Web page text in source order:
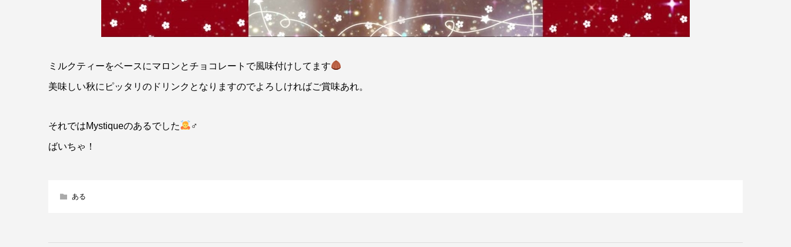
ミルクティーをベースにマロンとチョコレートで風味付けしてます
美味しい秋にピッタリのドリンクとなりますのでよろしければご賞味あれ。
それではMystiqueのあるでした ‍♂
ばいちゃ！
ある